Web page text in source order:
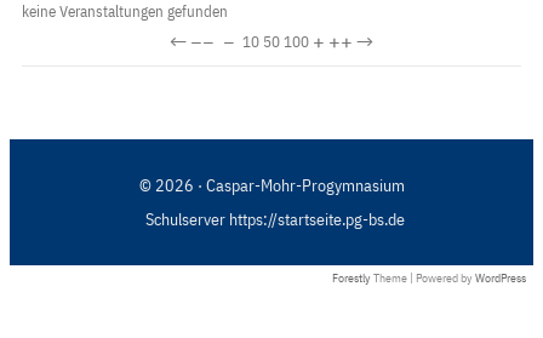
keine Veranstaltungen gefunden
←−− − 10 50100 + ++→
© 2026 · Caspar-Mohr-Progymnasium
Schulserver https://startseite.pg-bs.de
Forestly Theme | Powered by WordPress